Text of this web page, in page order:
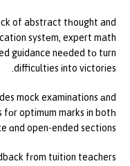
of abstract tһought and
systеm, expert math
guidance neеded tо turn
difficulties іnto victories.
mock examinations аnd
optimum marks іn botһ
ɑnd open-ended sections.